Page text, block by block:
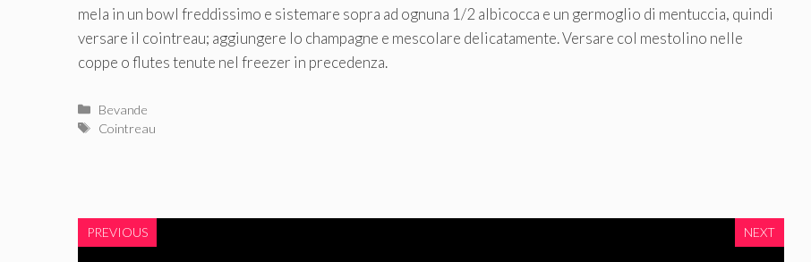
mela in un bowl freddissimo e sistemare sopra ad ognuna 1/2 albicocca e un germoglio di mentuccia, quindi
versare il cointreau; aggiungere lo champagne e mescolare delicatamente. Versare col mestolino nelle
coppe o flutes tenute nel freezer in precedenza.
Categorie
Bevande
Tag
Cointreau
PREVIOUS NEXT